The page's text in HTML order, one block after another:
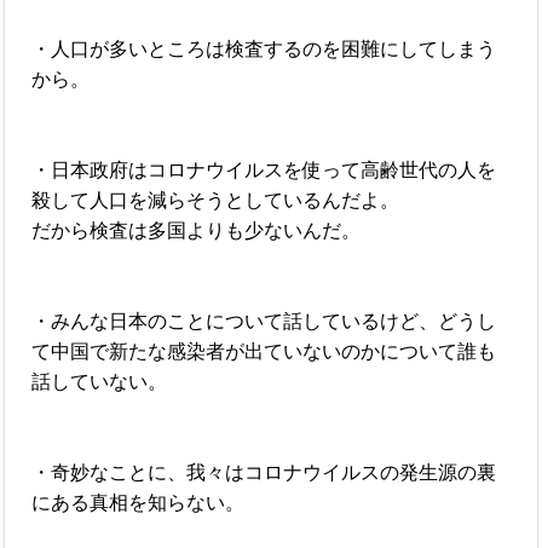
・人口が多いところは検査するのを困難にしてしまう
から。
・日本政府はコロナウイルスを使って高齢世代の人を
殺して人口を減らそうとしているんだよ。
だから検査は多国よりも少ないんだ。
・みんな日本のことについて話しているけど、どうし
て中国で新たな感染者が出ていないのかについて誰も
話していない。
・奇妙なことに、我々はコロナウイルスの発生源の裏
にある真相を知らない。